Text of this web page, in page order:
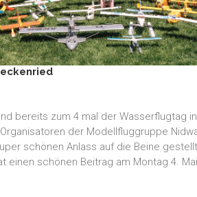
bereits zum 4 mal der Wasserflugtag in
der Modellfluggruppe
schönen Anlass auf die Beine
einen schönen Beitrag am Montag 4.